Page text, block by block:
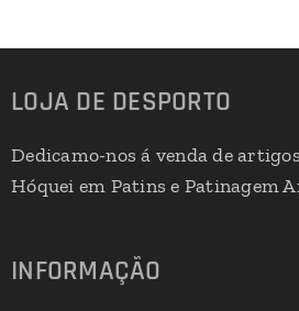
LOJA DE DESPORTO
Dedicamo-nos á venda de
Hóquei em Patins e Patinagem
INFORMAÇÃO